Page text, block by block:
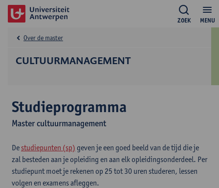
MENU
ZOEK
CULTUURMANAGEMENT
Over de master
Studieprogramma
Master cultuurmanagement
De studiepunten (sp) geven je een goed beeld van de tijd die je
zal besteden aan je opleiding en aan elk opleidingsonderdeel. Per
studiepunt moet je rekenen op 25 tot 30 uren studeren, lessen
volgen en examens afleggen.